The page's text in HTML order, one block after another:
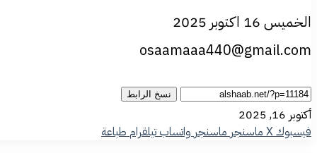
الخميس 16 اكتوبر 2025
osaamaaa440@gmail.com
نسخ الرابط
أكتوبر 16, 2025
فيسبوك‫Xماسنجر ماسنجر واتسابتيلقرامطباعة